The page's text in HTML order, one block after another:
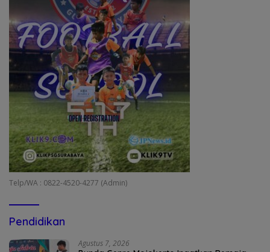
Telp/WA : 0822-4520-4277 (Admin)
Pendidikan
Agustus 7, 2026